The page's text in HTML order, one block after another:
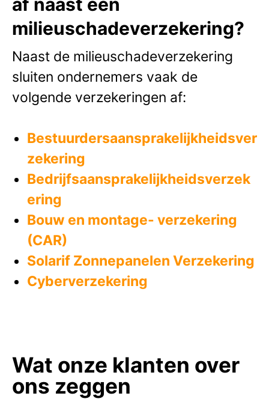
milieuschadeverzekering?
Naast de milieuschadeverzekering
sluiten ondernemers vaak de
volgende verzekeringen af:
Bestuurdersaansprakelijkheidsver
zekering
Bedrijfsaansprakelijkheidsverzek
ering
Bouw en montage- verzekering
(CAR)
Solarif Zonnepanelen Verzekering
Cyberverzekering
Wat onze klanten over
ons zeggen